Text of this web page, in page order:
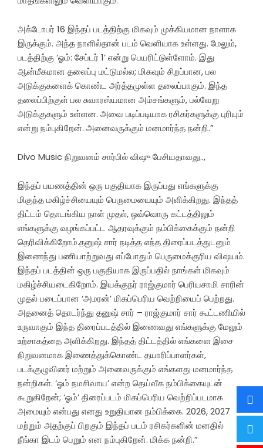
அக்டோபர் 16 இந்தப் படத்திற்கு மிகவும் முக்கியமான நாளாக
இருக்கும். அந்த நாளில்தான் படம் வெளியாக உள்ளது. மேலும்,
படத்திற்கு ‘ஓம்: சேப்டர் 1’ என்று பெயரிட்டுள்ளோம். இது
ஆன்மீகமான தலைப்பு மட்டுமல்ல; மிகவும் சிறப்பான, பல
அடுக்குகளைக் கொண்ட அர்த்தமுள்ள தலைப்பாகும். இந்த
தலைப்பிற்குள் பல சுவாரஸ்யமான அம்சங்களும், பல்வேறு
அடுக்குகளும் உள்ளன. அவை படிப்படியாக ரசிகர்களுக்கு புரியும்
என்று நம்புகிறேன். அனைவருக்கும் மனமார்ந்த நன்றி.”
Divo Music நிறுவனம் சார்பில் விஷு பேசியதாவது..,
இந்தப் பயணத்தின் ஒரு பகுதியாக இருப்பது எங்களுக்கு
மிகுந்த மகிழ்ச்சியையும் பெருமையையும் அளிக்கிறது. இந்தத்
திட்டம் தொடங்கிய நாள் முதல், ஒவ்வொரு கட்டத்திலும்
எங்களுக்கு வழங்கப்பட்ட ஆதரவுக்கும் நம்பிக்கைக்கும் நன்றி
தெரிவிக்கிறோம்.தனுஷ் சார் நடித்த எந்த திரைப்படத்துடனும்
இணைந்து பணியாற்றுவது எப்போதும் பெருமைக்குரிய விஷயம்.
இந்தப் படத்தின் ஒரு பகுதியாக இருப்பதில் நாங்கள் மிகவும்
மகிழ்ச்சியடைகிறோம். இயக்குநர் ராஜ்குமார் பெரியசாமி சாரின்
முதல் படைப்பான ‘அமரன்’ மிகப்பெரிய வெற்றியைப் பெற்றது.
அதனைத் தொடர்ந்து தனுஷ் சார் – ராஜ்குமார் சார் கூட்டணியில்
உருவாகும் இந்த திரைப்படத்தில் இணைவது எங்களுக்கு மேலும்
உற்சாகத்தை அளிக்கிறது. இந்தத் திட்டத்தில் எங்களை இசை
நிறுவனமாக இணைத்துக்கொண்ட தயாரிப்பாளர்கள்,
படக்குழுவினர் மற்றும் அனைவருக்கும் எங்களது மனமார்ந்த
நன்றிகள். ‘ஓம் நமசிவாய’ என்ற தெய்வீக நம்பிக்கையுடன்
கூறுகிறேன்; ‘ஓம்’ திரைப்படம் மிகப்பெரிய வெற்றிப்படமாக
அமையும் என்பது எனது உறுதியான நம்பிக்கை. 2026, 2027
மற்றும் அதற்குப் பிறகும் இந்தப் படம் ரசிகர்களின் மனதில்
நீங்கா இடம் பெறும் என நம்புகிறேன். மிக்க நன்றி.”